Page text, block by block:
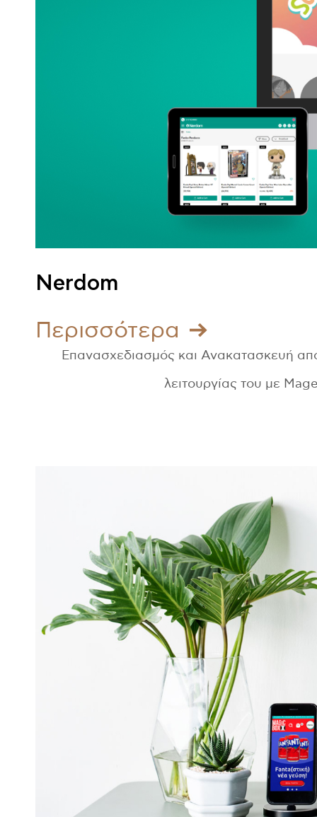
Nerdom
Περισσότερα
Επανασχεδιασμός και Ανακατασκευή
λειτουργίας του με